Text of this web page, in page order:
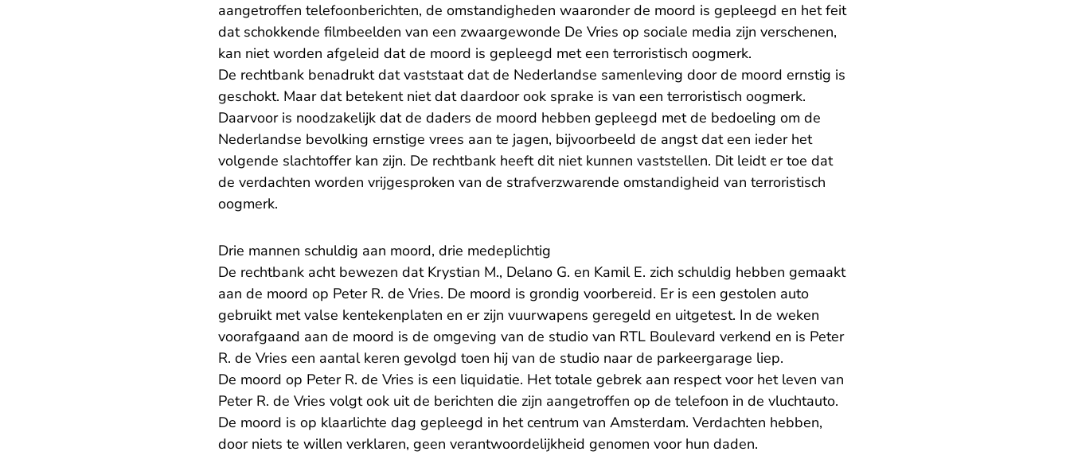
aangetroffen telefoonberichten, de omstandigheden waaronder de moord is gepleegd en het feit
dat schokkende filmbeelden van een zwaargewonde De Vries op sociale media zijn verschenen,
kan niet worden afgeleid dat de moord is gepleegd met een terroristisch oogmerk.
De rechtbank benadrukt dat vaststaat dat de Nederlandse samenleving door de moord ernstig is
geschokt. Maar dat betekent niet dat daardoor ook sprake is van een terroristisch oogmerk.
Daarvoor is noodzakelijk dat de daders de moord hebben gepleegd met de bedoeling om de
Nederlandse bevolking ernstige vrees aan te jagen, bijvoorbeeld de angst dat een ieder het
volgende slachtoffer kan zijn. De rechtbank heeft dit niet kunnen vaststellen. Dit leidt er toe dat
de verdachten worden vrijgesproken van de strafverzwarende omstandigheid van terroristisch
oogmerk.
Drie mannen schuldig aan moord, drie medeplichtig
De rechtbank acht bewezen dat Krystian M., Delano G. en Kamil E. zich schuldig hebben gemaakt
aan de moord op Peter R. de Vries. De moord is grondig voorbereid. Er is een gestolen auto
gebruikt met valse kentekenplaten en er zijn vuurwapens geregeld en uitgetest. In de weken
voorafgaand aan de moord is de omgeving van de studio van RTL Boulevard verkend en is Peter
R. de Vries een aantal keren gevolgd toen hij van de studio naar de parkeergarage liep.
De moord op Peter R. de Vries is een liquidatie. Het totale gebrek aan respect voor het leven van
Peter R. de Vries volgt ook uit de berichten die zijn aangetroffen op de telefoon in de vluchtauto.
De moord is op klaarlichte dag gepleegd in het centrum van Amsterdam. Verdachten hebben,
door niets te willen verklaren, geen verantwoordelijkheid genomen voor hun daden.